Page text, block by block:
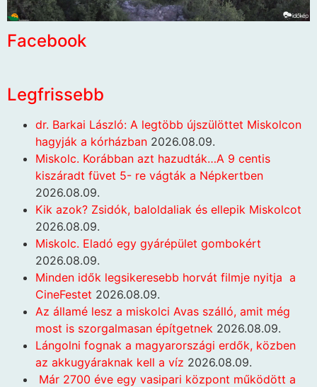
Facebook
Legfrissebb
dr. Barkai László: A legtöbb újszülöttet Miskolcon
hagyják a kórházban 2026.08.09.
Miskolc. Korábban azt hazudták…A 9 centis
kiszáradt füvet 5- re vágták a Népkertben
2026.08.09.
Kik azok? Zsidók, baloldaliak és ellepik Miskolcot
2026.08.09.
Miskolc. Eladó egy gyárépület gombokért
2026.08.09.
Minden idők legsikeresebb horvát filmje nyitja a
CineFestet 2026.08.09.
Az államé lesz a miskolci Avas szálló, amit még
most is szorgalmasan építgetnek 2026.08.09.
Lángolni fognak a magyarországi erdők, közben
az akkugyáraknak kell a víz 2026.08.09.
Már 2700 éve egy vasipari központ működött a